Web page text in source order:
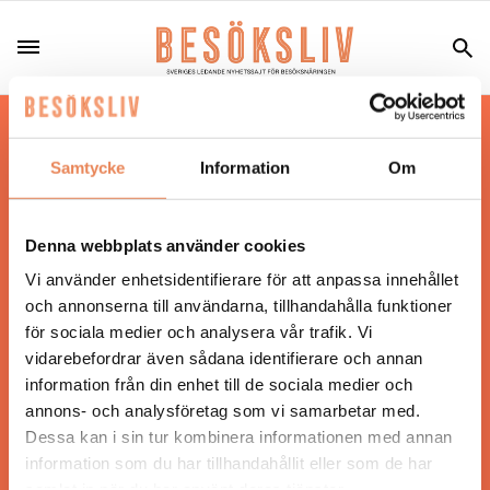
Samtycke Information Om
Denna webbplats använder cookies
Vi använder enhetsidentifierare för att anpassa innehållet
och annonserna till användarna, tillhandahålla funktioner
för sociala medier och analysera vår trafik. Vi
vidarebefordrar även sådana identifierare och annan
information från din enhet till de sociala medier och
annons- och analysföretag som vi samarbetar med.
Dessa kan i sin tur kombinera informationen med annan
information som du har tillhandahållit eller som de har
Hos oss läser du landets mest uppdaterade
nyheter och snackisar inom besöksnäringen.
Besöksliv i sin tryckta form är ett affärsmagasin
Tidningen ges ut avVisita
ANSVARIG UTGIVARE
Jonas Siljhammar
UPPHOVSRÄTT